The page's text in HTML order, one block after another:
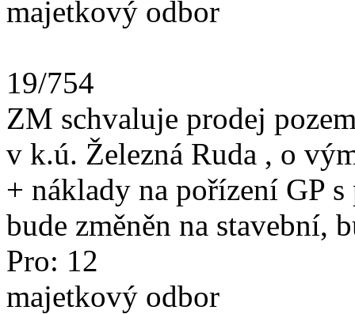
majetkový odbor
19/754
ZM schvaluje prodej
v k.ú. Železná Ruda , o
+ náklady na pořízení GP
bude změněn na stavební,
Pro:
majetkový odbor